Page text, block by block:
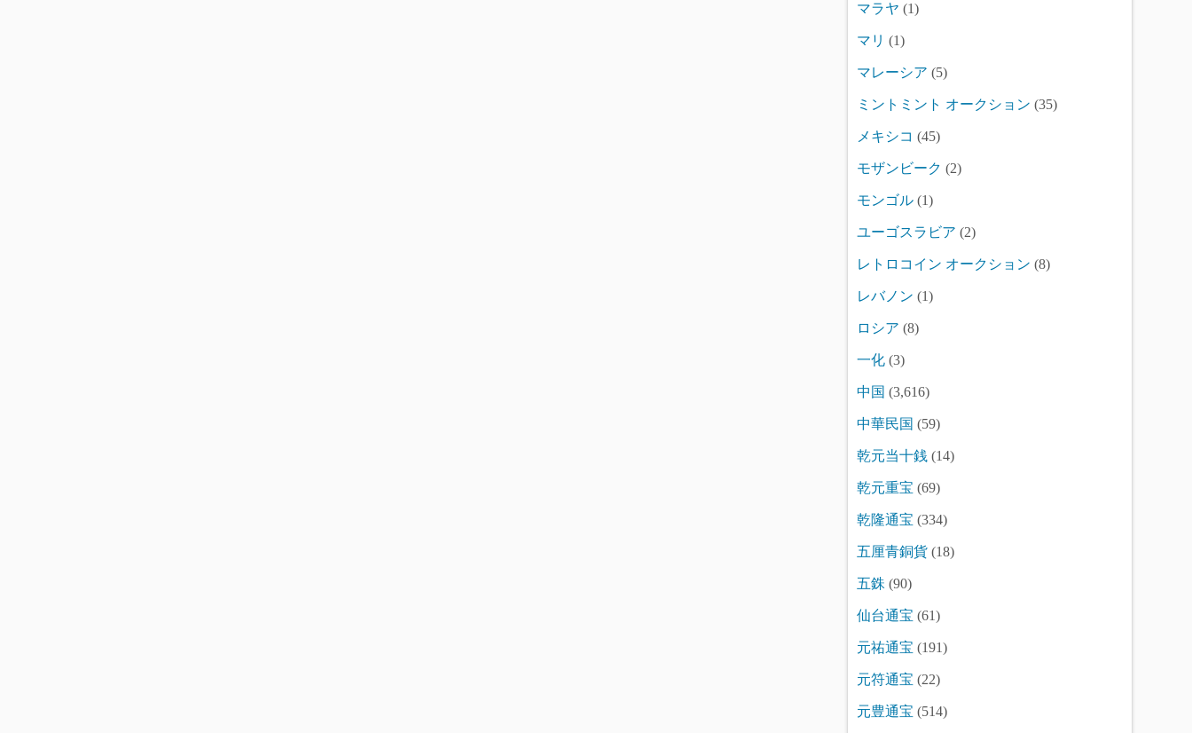
マラヤ (1)
マリ (1)
マレーシア (5)
ミントミント オークション (35)
メキシコ (45)
モザンビーク (2)
モンゴル (1)
ユーゴスラビア (2)
レトロコイン オークション (8)
レバノン (1)
ロシア (8)
一化 (3)
中国 (3,616)
中華民国 (59)
乾元当十銭 (14)
乾元重宝 (69)
乾隆通宝 (334)
五厘青銅貨 (18)
五銖 (90)
仙台通宝 (61)
元祐通宝 (191)
元符通宝 (22)
元豊通宝 (514)